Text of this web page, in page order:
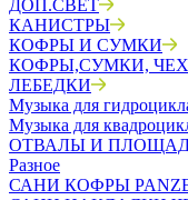
ДОП.СВЕТ
КАНИСТРЫ
КОФРЫ И СУМКИ
КОФРЫ,СУМКИ,
ЛЕБЕДКИ
Музыка для
Музыка для
ОТВАЛЫ И
Разное
САНИ КОФРЫ